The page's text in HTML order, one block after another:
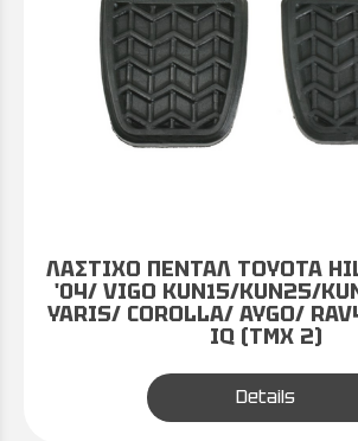
ΛΑΣΤΙΧΟ ΠΕΝΤΑΛ TOYOTA
'04/ VIGO KUN15/KUN25/
YARIS/ COROLLA/ AYGO/
IQ (ΤΜΧ 2)
Details